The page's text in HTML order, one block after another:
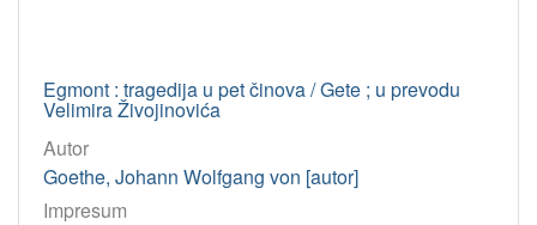
Egmont : tragedija u pet činova / Gete ; u prevodu
Velimira Živojinovića
Autor
Goethe, Johann Wolfgang von [autor]
Impresum